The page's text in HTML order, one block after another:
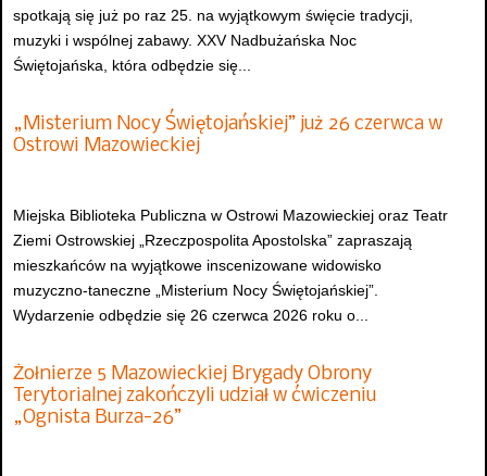
spotkają się już po raz 25. na wyjątkowym święcie tradycji,
muzyki i wspólnej zabawy. XXV Nadbużańska Noc
Świętojańska, która odbędzie się...
„Misterium Nocy Świętojańskiej” już 26 czerwca w
Ostrowi Mazowieckiej
Miejska Biblioteka Publiczna w Ostrowi Mazowieckiej oraz Teatr
Ziemi Ostrowskiej „Rzeczpospolita Apostolska” zapraszają
mieszkańców na wyjątkowe inscenizowane widowisko
muzyczno-taneczne „Misterium Nocy Świętojańskiej”.
Wydarzenie odbędzie się 26 czerwca 2026 roku o...
Żołnierze 5 Mazowieckiej Brygady Obrony
Terytorialnej zakończyli udział w ćwiczeniu
„Ognista Burza-26”